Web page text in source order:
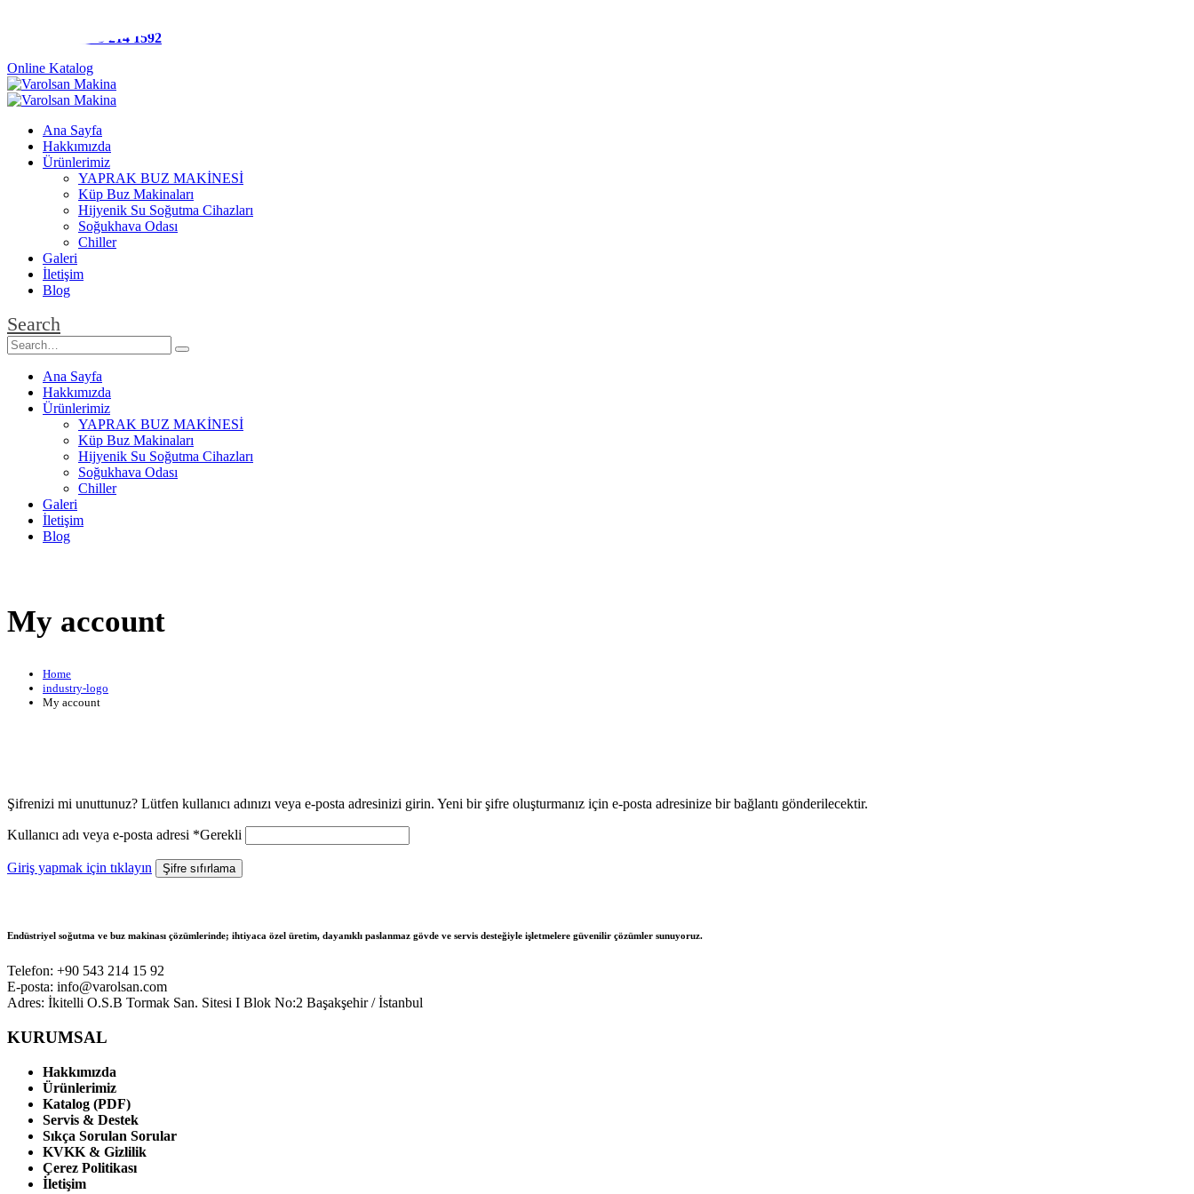
0543 214 1592
Online Katalog
Ana Sayfa
Hakkımızda
Ürünlerimiz
YAPRAK BUZ MAKİNESİ
Küp Buz Makinaları
Hijyenik Su Soğutma Cihazları
Soğukhava Odası
Chiller
Galeri
İletişim
Blog
Search
Ana Sayfa
Hakkımızda
Ürünlerimiz
YAPRAK BUZ MAKİNESİ
Küp Buz Makinaları
Hijyenik Su Soğutma Cihazları
Soğukhava Odası
Chiller
Galeri
İletişim
Blog
My account
Home
industry-logo
My account
Şifrenizi mi unuttunuz? Lütfen kullanıcı adınızı veya e-posta adresinizi girin. Yeni bir şifre oluşturmanız için e-posta adresinize bir bağlantı gönderilecektir.
Kullanıcı adı veya e-posta adresi *Gerekli
Giriş yapmak için tıklayın Şifre sıfırlama
Endüstriyel soğutma ve buz makinası çözümlerinde; ihtiyaca özel üretim, dayanıklı paslanmaz gövde ve servis desteğiyle işletmelere güvenilir çözümler sunuyoruz.
Telefon: +90 543 214 15 92
E-posta: info@varolsan.com
Adres: İkitelli O.S.B Tormak San. Sitesi I Blok No:2 Başakşehir / İstanbul
KURUMSAL
Hakkımızda
Ürünlerimiz
Katalog (PDF)
Servis & Destek
Sıkça Sorulan Sorular
KVKK & Gizlilik
Çerez Politikası
İletişim